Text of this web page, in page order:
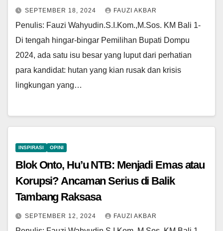
SEPTEMBER 18, 2024 FAUZI AKBAR
Penulis: Fauzi Wahyudin.S.I.Kom.,M.Sos. KM Bali 1-
Di tengah hingar-bingar Pemilihan Bupati Dompu
2024, ada satu isu besar yang luput dari perhatian
para kandidat: hutan yang kian rusak dan krisis
lingkungan yang…
INSPIRASI OPINI
Blok Onto, Hu’u NTB: Menjadi Emas atau
Korupsi? Ancaman Serius di Balik
Tambang Raksasa
SEPTEMBER 12, 2024 FAUZI AKBAR